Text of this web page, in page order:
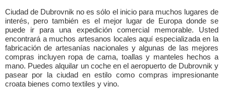
Ciudad de Dubrovnik no es sólo el inicio para muchos lugares de
interés, pero también es el mejor lugar de Europa donde se
puede ir para una expedición comercial memorable. Usted
encontrará a muchos artesanos locales aquí especializada en la
fabricación de artesanías nacionales y algunas de las mejores
compras incluyen ropa de cama, toallas y manteles hechos a
mano. Puedes alquilar un coche en el aeropuerto de Dubrovnik y
pasear por la ciudad en estilo como compras impresionante
croata bienes como textiles y vino.